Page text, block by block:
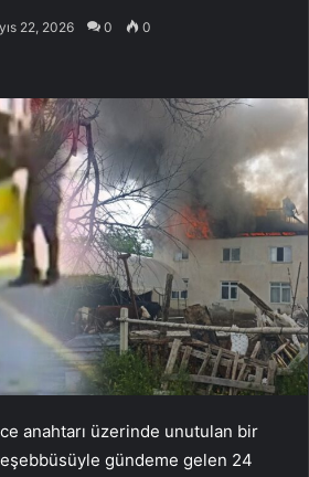
22, 2026 0 0
anahtarı üzerinde unutulan bir
gündeme gelen 24